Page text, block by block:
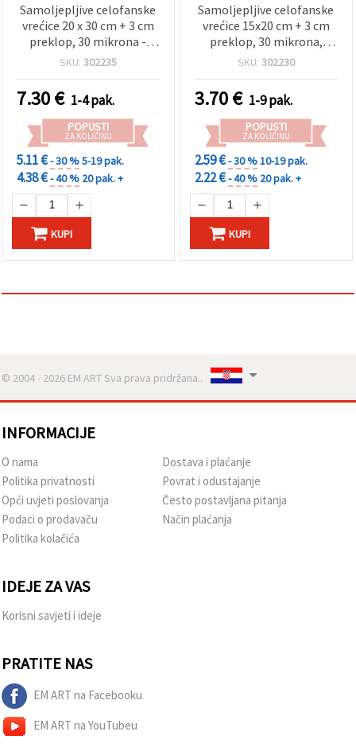
Samoljepljive celofanske
vrećice 20 x 30 cm + 3 cm
preklop, 30 mikrona -
pakiranje od 200 komada
SKU: 302235
7.30€ 1-4 pak.
POPUSTI
ZA KOLIČINU
5.11 €- 30 %5-19 pak.
4.38 €- 40 % 20 pak. +
KUPI
Samoljepljive celofanske
vrećice 15x20 cm + 3 cm
preklop, 30 mikrona,
prozirne – pakiranje 200
SKU: 302230
3.70€ 1-9 pak.
POPUSTI
ZA KOLIČINU
2.59 €- 30 %10-19 pak.
2.22 €- 40 % 20 pak. +
KUPI
© 2004 - 2026 EM ART Sva prava pridržana..
INFORMACIJE
O nama
Politika privatnosti
Opći uvjeti poslovanja
Podaci o prodavaču
Politika kolačića
Dostava i plaćanje
Povrat i odustajanje
Često postavljana pitanja
Način plaćanja
IDEJE ZA VAS
Korisni savjeti i ideje
PRATITE NAS
EM ART na Facebooku
EM ART na YouTubeu